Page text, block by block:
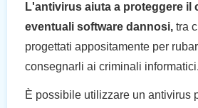
L'antivirus aiuta a proteggere il
eventuali software dannosi, tra
progettati appositamente per
consegnarli ai criminali informatici.
È possibile utilizzare un antivirus